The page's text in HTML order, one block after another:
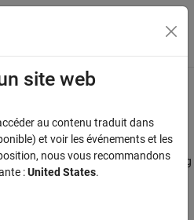
l'affichage du menu
Probabilities from
curve from bond market prices using
For information on bootstrapping
site web
au contenu traduit dans
et voir les événements et les
nous vous recommandons
:United States.